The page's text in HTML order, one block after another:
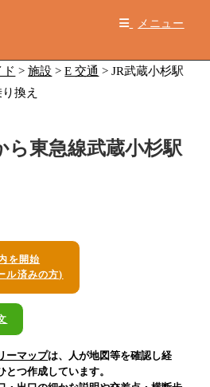
メニュー
>施設 >E 交通 >JR武蔵小杉駅
換え
ら東急線武蔵小杉駅
を開始
ル済みの方)
ーマップは、人が地図等を確認し経
つ作成しています。